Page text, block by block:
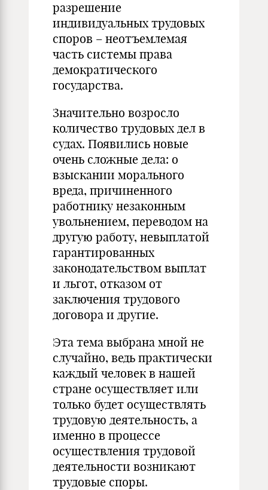
разрешение
индивидуальных трудовых
споров – неотъемлемая
часть системы права
демократического
государства.
Значительно возросло
количество трудовых дел в
судах. Появились новые
очень сложные дела: о
взыскании морального
вреда, причиненного
работнику незаконным
увольнением, переводом на
другую работу, невыплатой
гарантированных
законодательством выплат
и льгот, отказом от
заключения трудового
договора и другие.
Эта тема выбрана мной не
случайно, ведь практически
каждый человек в нашей
стране осуществляет или
только будет осуществлять
трудовую деятельность, а
именно в процессе
осуществления трудовой
деятельности возникают
трудовые споры.